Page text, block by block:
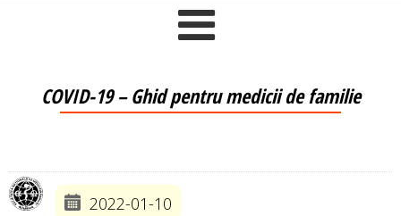
COVID-19 – Ghid pentru medicii de familie
2022-01-10